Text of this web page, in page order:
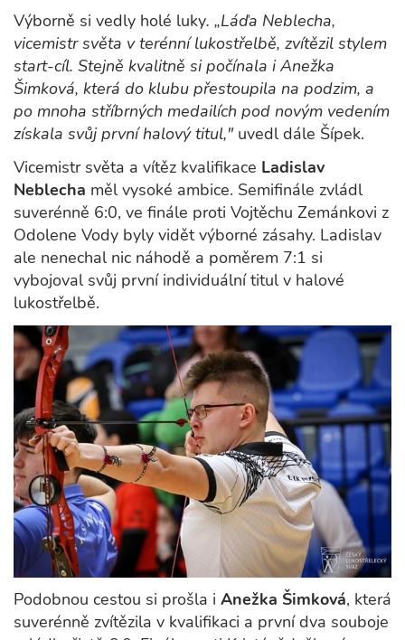
Výborně si vedly holé luky. „Láďa Neblecha,
vicemistr světa v terénní lukostřelbě, zvítězil stylem
start-cíl. Stejně kvalitně si počínala i Anežka
Šimková, která do klubu přestoupila na podzim, a
po mnoha stříbrných medailích pod novým vedením
získala svůj první halový titul," uvedl dále Šípek.
Vicemistr světa a vítěz kvalifikace Ladislav
Neblecha měl vysoké ambice. Semifinále zvládl
suverénně 6:0, ve finále proti Vojtěchu Zemánkovi z
Odolene Vody byly vidět výborné zásahy. Ladislav
ale nenechal nic náhodě a poměrem 7:1 si
vybojoval svůj první individuální titul v halové
lukostřelbě.
Podobnou cestou si prošla i Anežka Šimková, která
suverénně zvítězila v kvalifikaci a první dva souboje